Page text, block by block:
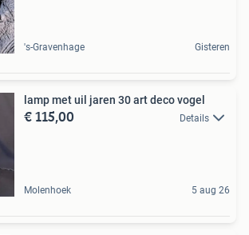
's-Gravenhage Gisteren
lamp met uil jaren 30 art deco vogel
€ 115,00 Details
Molenhoek 5 aug 26